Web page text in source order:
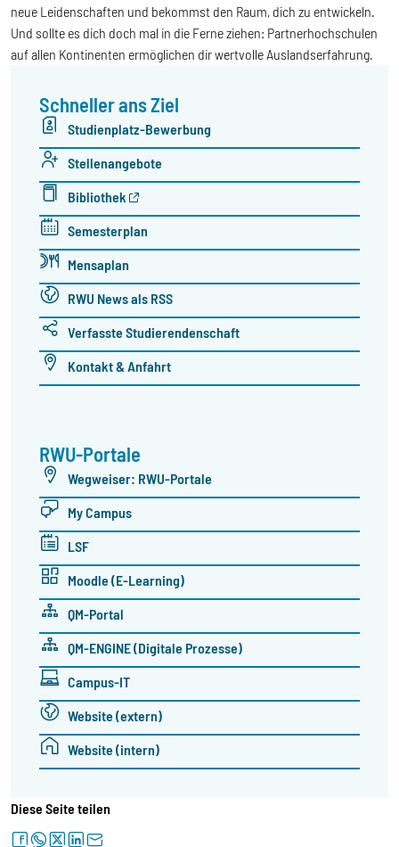
neue Leidenschaften und bekommst den Raum, dich zu entwickeln.
Und sollte es dich doch mal in die Ferne ziehen: Partnerhochschulen
auf allen Kontinenten ermöglichen dir wertvolle Auslandserfahrung.
Schneller ans Ziel
Studienplatz-Bewerbung
Stellenangebote
Bibliothek
Semesterplan
Mensaplan
RWU News als RSS
Verfasste Studierendenschaft
Kontakt & Anfahrt
RWU-Portale
Wegweiser: RWU-Portale
My Campus
LSF
Moodle (E-Learning)
QM-Portal
QM-ENGINE (Digitale Prozesse)
Campus-IT
Website (extern)
Website (intern)
Diese Seite teilen
facebookwhatsapptwitterlinkedinletter